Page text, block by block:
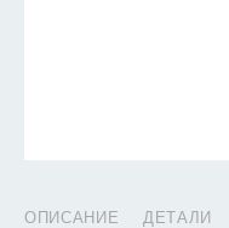
ОПИСАНИЕ ДЕТАЛИ